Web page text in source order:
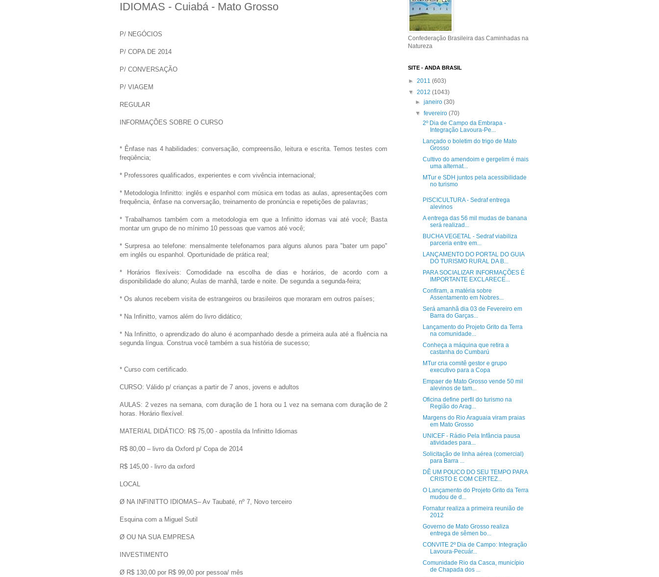
IDIOMAS - Cuiabá - Mato Grosso
P/ NEGÓCIOS
P/ COPA DE 2014
P/ CONVERSAÇÃO
P/ VIAGEM
REGULAR
INFORMAÇÕES SOBRE O CURSO
* Ênfase nas 4 habilidades: conversação, compreensão, leitura e escrita. Temos testes com
freqüência;
* Professores qualificados, experientes e com vivência internacional;
* Metodologia Infinitto: inglês e espanhol com música em todas as aulas, apresentações com
frequência, ênfase na conversação, treinamento de pronúncia e repetições de palavras;
* Trabalhamos também com a metodologia em que a Infinitto idomas vai até você; Basta
montar um grupo de no mínimo 10 pessoas que vamos até você;
* Surpresa ao telefone: mensalmente telefonamos para alguns alunos para "bater um papo"
em inglês ou espanhol. Oportunidade de prática real;
* Horários flexíveis: Comodidade na escolha de dias e horários, de acordo com a
disponibilidade do aluno; Aulas de manhã, tarde e noite. De segunda a segunda-feira;
* Os alunos recebem visita de estrangeiros ou brasileiros que moraram em outros países;
* Na Infinitto, vamos além do livro didático;
* Na Infinitto, o aprendizado do aluno é acompanhado desde a primeira aula até a fluência na
segunda língua. Construa você também a sua história de sucesso;
* Curso com certificado.
CURSO: Válido p/ crianças a partir de 7 anos, jovens e adultos
AULAS: 2 vezes na semana, com duração de 1 hora ou 1 vez na semana com duração de 2
horas. Horário flexível.
MATERIAL DIDÁTICO: R$ 75,00 - apostila da Infinitto Idiomas
R$ 80,00 – livro da Oxford p/ Copa de 2014
R$ 145,00 - livro da oxford
LOCAL
Ø NA INFINITTO IDIOMAS– Av Taubaté, nº 7, Novo terceiro
Esquina com a Miguel Sutil
Ø OU NA SUA EMPRESA
INVESTIMENTO
Ø R$ 130,00 por R$ 99,00 por pessoa/ mês
Confederação Brasileira das Caminhadas na
Natureza
SITE - ANDA BRASIL
► 2011 (603)
▼ 2012 (1043)
►janeiro(30)
▼fevereiro(70)
2º Dia de Campo da Embrapa -
Integração Lavoura-Pe...
Lançado o boletim do trigo de Mato
Grosso
Cultivo do amendoim e gergelim é mais
uma alternat...
MTur e SDH juntos pela acessibilidade
no turismo
PISCICULTURA - Sedraf entrega
alevinos
A entrega das 56 mil mudas de banana
será realizad...
BUCHA VEGETAL - Sedraf viabiliza
parceria entre em...
LANÇAMENTO DO PORTAL DO GUIA
DO TURISMO RURAL DA B...
PARA SOCIALIZAR INFORMAÇÕES É
IMPORTANTE EXCLARECE...
Confiram, a matéria sobre
Assentamento em Nobres...
Será amanhã dia 03 de Fevereiro em
Barra do Garças...
Lançamento do Projeto Grito da Terra
na comunidade...
Conheça a máquina que retira a
castanha do Cumbarú
MTur cria comitê gestor e grupo
executivo para a Copa
Empaer de Mato Grosso vende 50 mil
alevinos de tam...
Oficina define perfil do turismo na
Região do Arag...
Margens do Rio Araguaia viram praias
em Mato Grosso
UNICEF - Rádio Pela Infância pausa
atividades para...
Solicitação de linha aérea (comercial)
para Barra ...
DÊ UM POUCO DO SEU TEMPO PARA
CRISTO E COM CERTEZ...
O Lançamento do Projeto Grito da Terra
mudou de d...
Fornatur realiza a primeira reunião de
2012
Governo de Mato Grosso realiza
entrega de sêmen bo...
CONVITE 2º Dia de Campo: Integração
Lavoura-Pecuár...
Comunidade Rio da Casca, município
de Chapada dos ...